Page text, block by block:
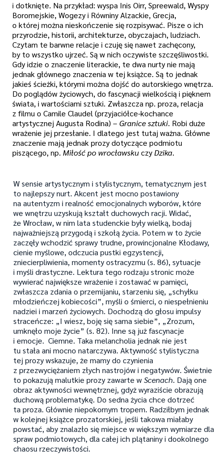
i dotknięte. Na przykład: wyspa Inis Oirr, Spreewald, Wyspy
Boromejskie, Wogezy i Równiny Alzackie, Grecja,
o której można nieskończenie się rozpisywać. Pisze o ich
przyrodzie, historii, architekturze, obyczajach, ludziach.
Czytam te barwne relacje i czuję się nawet zachęcony,
by to wszystko ujrzeć. Są w nich oczywiste szczęśliwostki.
Gdy idzie o znaczenie literackie, te dwa nurty nie mają
jednak głównego znaczenia w tej książce. Są to jednak
jakieś ścieżki, którymi można dojść do autorskiego wnętrza.
Do poglądów życiowych, do fascynacji wielkością i pięknem
świata, i wartościami sztuki. Zwłaszcza np. proza, relacja
z filmu o Camile Claudel (przyjaciółce-kochance
artystycznej Augusta Rodina) –Granice sztuki. Robi duże
wrażenie jej przesłanie. I dlatego jest tutaj ważna. Główne
znaczenie mają jednak prozy dotyczące podmiotu
piszącego, np. Miłość po wrocławskuczyDzika.
W sensie artystycznym i stylistycznym, tematycznym jest
to najlepszy nurt. Akcent jest mocno postawiony
na autentyzm i realność emocjonalnych wyborów, które
we wnętrzu uzyskują kształt duchowych racji. Widać,
że Wrocław, w nim lata studenckie były wielką, bodaj
najważniejszą przygodą i szkołą życia. Potem w to życie
zaczęły wchodzić sprawy trudne, prowincjonalne Kłodawy,
cienie myślowe, odczucia pustki egzystencji,
zniecierpliwienia, momenty ostracyzmu (s. 86), sytuacje
i myśli drastyczne. Lektura tego rodzaju stronic może
wywierać największe wrażenie i zostawać w pamięci,
zwłaszcza zdania o przemijaniu, starzeniu się, „schyłku
młodzieńczej kobiecości”, myśli o śmierci, o niespełnieniu
nadziei i marzeń życiowych. Dochodzą do głosu impulsy
straceńcze: „I wiesz, boję się sama siebie”, „Zrozum,
umknęło moje życie” (s. 82). Inne są już fascynacje
i emocje. Ciemne. Taka melancholia jednak nie jest
tu stała ani mocno natarczywa. Aktywność stylistyczna
tej prozy wskazuje, że mamy do czynienia
z przezwyciężaniem złych nastrojów i negatywów. Świetnie
to pokazują malutkie prozy zawarte wScenach. Dają one
obraz aktywności wewnętrznej, gdyż wyraziście obrazują
duchową problematykę. Do sedna życia chce dotrzeć
ta proza. Głównie niepokornym tropem. Radziłbym jednak
w kolejnej książce prozatorskiej, jeśli takowa miałaby
powstać, aby znalazło się miejsce w większym wymiarze dla
spraw podmiotowych, dla całej ich plątaniny i dookolnego
chaosu rzeczywistości.